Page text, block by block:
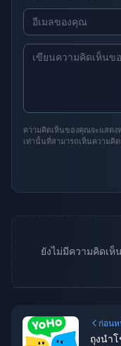
ความคิดเห็นของคุณจะแสดง
เท่านั้นที่สามารถเห็นความคิ
ยังไม่มีความคิดเ
ก่อน
ถุงนำ